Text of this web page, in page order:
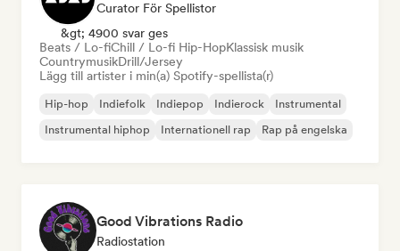
Curator För Spellistor
&gt; 4900 svar ges
Beats / Lo-fiChill / Lo-fi Hip-HopKlassisk musik
CountrymusikDrill/Jersey
Lägg till artister i min(a) Spotify-spellista(r)
Hip-hop Indiefolk Indiepop Indierock
Instrumental
Instrumental hiphop
Internationell rap Rap på engelska
Good Vibrations Radio
Radiostation